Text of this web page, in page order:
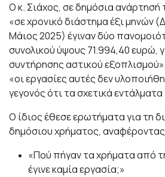
Ο κ. Σιάχος, σε δημόσια ανάρτησή
«σε χρονικό διάστημα έξι μηνών
Μάιος 2025) έγιναν δύο
συνολικού ύψους 71.994,40 ευρώ,
συντήρησης αστικού
«οι εργασίες αυτές δεν
γεγονός ότι τα σχετικά
Ο ίδιος έθεσε ερωτήματα για τη
δημόσιου χρήματος,
«Πού πήγαν τα χρήματα από
έγινε καμία εργασία;»